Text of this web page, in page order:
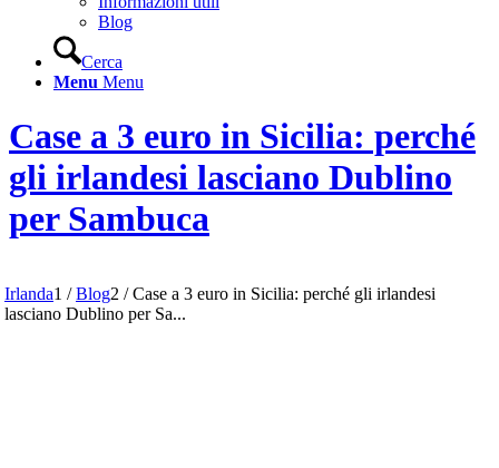
Blog
Cerca
Menu Menu
Case a 3 euro in Sicilia: perché
gli irlandesi lasciano Dublino
per Sambuca
Irlanda1 / Blog2 / Case a 3 euro in Sicilia: perché gli irlandesi
lasciano Dublino per Sa...